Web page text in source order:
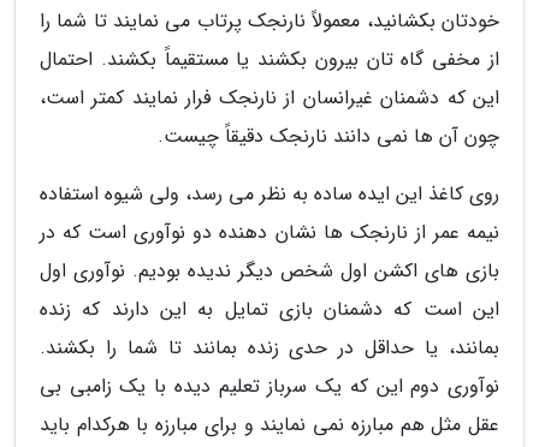
خودتان بکشانید، معمولاً نارنجک پرتاب می نمایند تا شما را
از مخفی گاه تان بیرون بکشند یا مستقیماً بکشند. احتمال
این که دشمنان غیرانسان از نارنجک فرار نمایند کمتر است،
چون آن ها نمی دانند نارنجک دقیقاً چیست.
روی کاغذ این ایده ساده به نظر می رسد، ولی شیوه استفاده
نیمه عمر از نارنجک ها نشان دهنده دو نوآوری است که در
بازی های اکشن اول شخص دیگر ندیده بودیم. نوآوری اول
این است که دشمنان بازی تمایل به این دارند که زنده
بمانند، یا حداقل در حدی زنده بمانند تا شما را بکشند.
نوآوری دوم این که یک سرباز تعلیم دیده با یک زامبی بی
عقل مثل هم مبارزه نمی نمایند و برای مبارزه با هرکدام باید